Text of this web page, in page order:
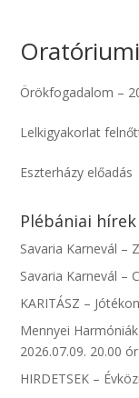
Örökfogadalom –
Lelkigyakorlat
Eszterházy előadás
Plébániai hírek
Savaria Karnevál –
Savaria Karnevál –
KARITÁSZ –
Mennyei
2026.07.09. 20.00
HIRDETSEK –